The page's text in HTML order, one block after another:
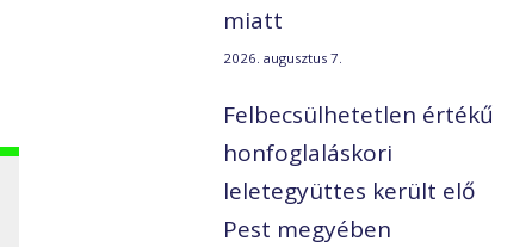
miatt
2026. augusztus 7.
Felbecsülhetetlen értékű
honfoglaláskori
leletegyüttes került elő
Pest megyében